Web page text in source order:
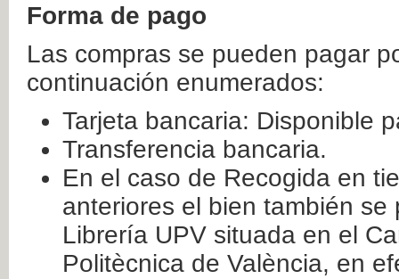
Forma de pago
Las compras se pueden pagar
continuación enumerados:
Tarjeta bancaria: Disponible
Transferencia bancaria.
En el caso de Recogida en
anteriores el bien también
Librería UPV situada en el
Politècnica de València, en